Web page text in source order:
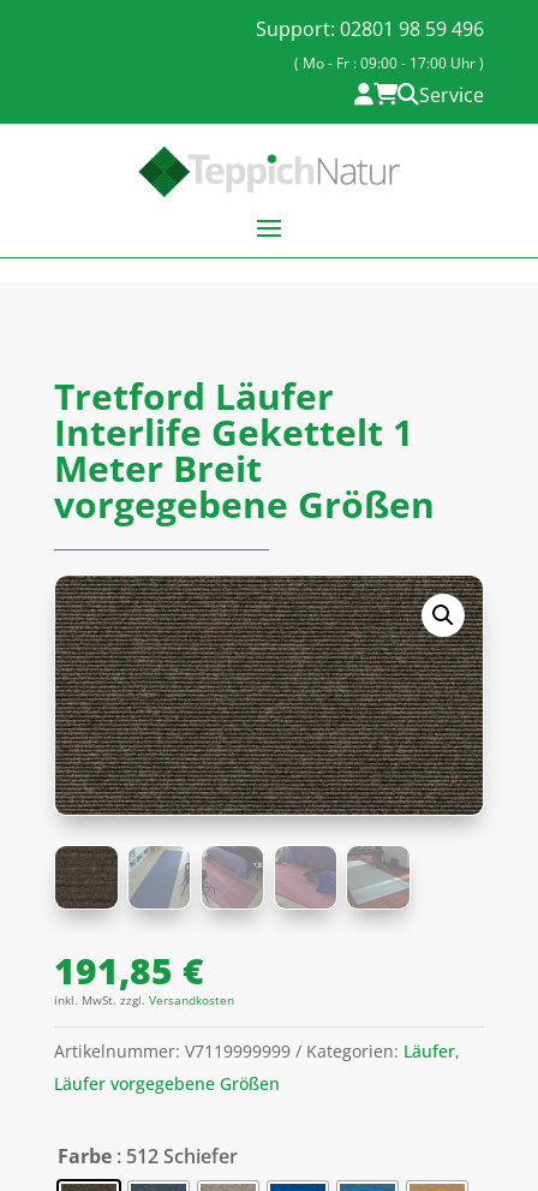
Support: 02801 98 59 496
( Mo - Fr : 09:00 - 17:00 Uhr )
Service
Tretford Läufer
Interlife Gekettelt 1
Meter Breit
vorgegebene Größen
191,85 €
inkl. MwSt. zzgl. Versandkosten
Artikelnummer: V7119999999 Kategorien: Läufer,
Läufer vorgegebene Größen
Farbe : 512 Schiefer